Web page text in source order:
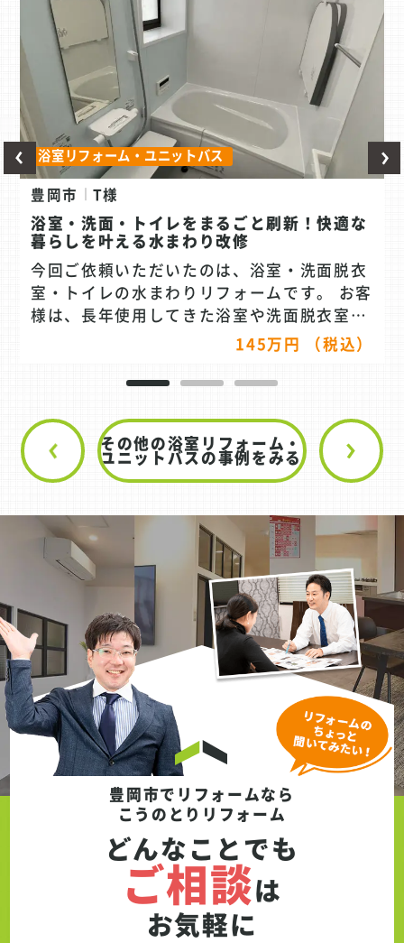
浴室リフォーム・ユニットバス
豊岡市 T様
浴室・洗面・トイレをまるごと刷新！快適な
暮らしを叶える水まわり改修
今回ご依頼いただいたのは、浴室・洗面脱衣
室・トイレの水まわりリフォームです。 お客
様は、長年使用してきた浴室や洗面脱衣室、
トイレの老朽化が気になっており「できるだ
間にしたい」とご相談くださいました。 特
の古さが目立ち始めており、脱衣室には湿気
によるクロスの汚れや黒ずみも見られる状態
でした。弊社からは、予算面とのバランスを
計画をご提案しました。 浴室にはTOTOのユ
ニットバス「サザナ」を採用。シンプルな仕
様を選びながらも、断熱性や清掃性に優れた
快適な浴室へ生まれ変わりました。明るいア
クセントパネルを採用したことで、以前より
も開放感のある空間に仕上がっています。 ま
た、洗面脱衣室はクロスと床を一新し、洗面
化粧台も交換。湿気による汚れが目立ってい
た空間が、清潔感あふれる明るい空間へと変
わりました。洗面化粧台にはクリナップ
「BGA」を採用し、収納力と使い勝手を向上
させています。 トイレはTOTO「ZJ1」へ交
換。床材も貼り替えることで、設備だけでな
く空間全体がすっきりとした印象になりまし
た。節水性能やお手入れのしやすさも向上
し、毎日快適にお使いいただけます。 今回の
工事では、ショールーム展示品の活用や仕様
の見直しを行うことで、限られた予算の中で
もご要望を叶えるリフォームを実現しまし
145万円 （税込）
その他の浴室リフォーム・
ユニットバスの事例をみる
豊岡市でリフォームなら
こうのとりリフォーム
どんなことでも
ご相談は
お気軽に